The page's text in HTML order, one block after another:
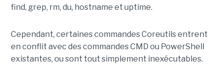
find, grep, rm, du, hostname et uptime.
Cependant, certaines commandes Coreutils entrent
en conflit avec des commandes CMD ou PowerShell
existantes, ou sont tout simplement inexécutables.